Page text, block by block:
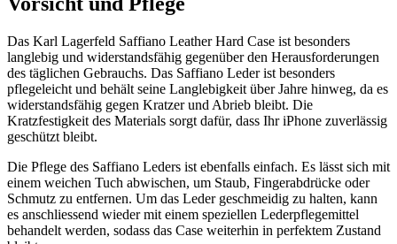
Das Karl Lagerfeld Saffiano Leather Hard Case ist besonders
langlebig und widerstandsfähig gegenüber den Herausforderungen
des täglichen Gebrauchs. Das Saffiano Leder ist besonders
pflegeleicht und behält seine Langlebigkeit über Jahre hinweg, da es
widerstandsfähig gegen Kratzer und Abrieb bleibt. Die
Kratzfestigkeit des Materials sorgt dafür, dass Ihr iPhone zuverlässig
geschützt bleibt.
Die Pflege des Saffiano Leders ist ebenfalls einfach. Es lässt sich mit
einem weichen Tuch abwischen, um Staub, Fingerabdrücke oder
Schmutz zu entfernen. Um das Leder geschmeidig zu halten, kann
es anschliessend wieder mit einem speziellen Lederpflegemittel
behandelt werden, sodass das Case weiterhin in perfektem Zustand